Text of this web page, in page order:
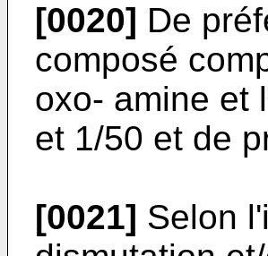
[0020] De
composé
oxo- amine et
et 1/50 et de
[0021] Selon